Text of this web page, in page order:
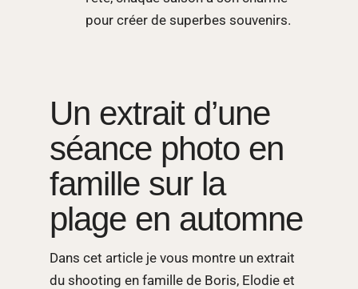
pour créer de superbes souvenirs.
Un extrait d’une
séance photo en
famille sur la
plage en automne
Dans cet article je vous montre un extrait
du shooting en famille de Boris, Elodie et